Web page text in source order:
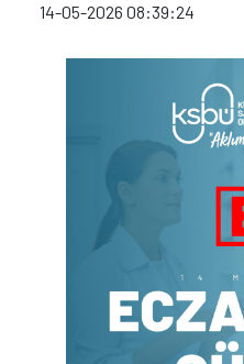
14-05-2026 08:39:24